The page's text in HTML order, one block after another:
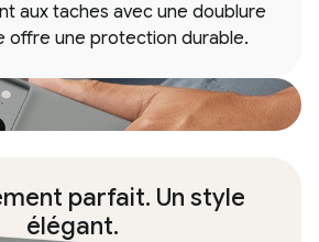
aux taches avec une doublure
offre une protection durable.
parfait. Un style
élégant.